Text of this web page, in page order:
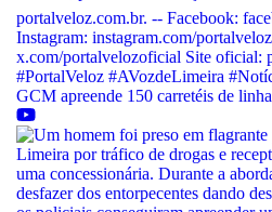
GCM apreende 150 carretéis de